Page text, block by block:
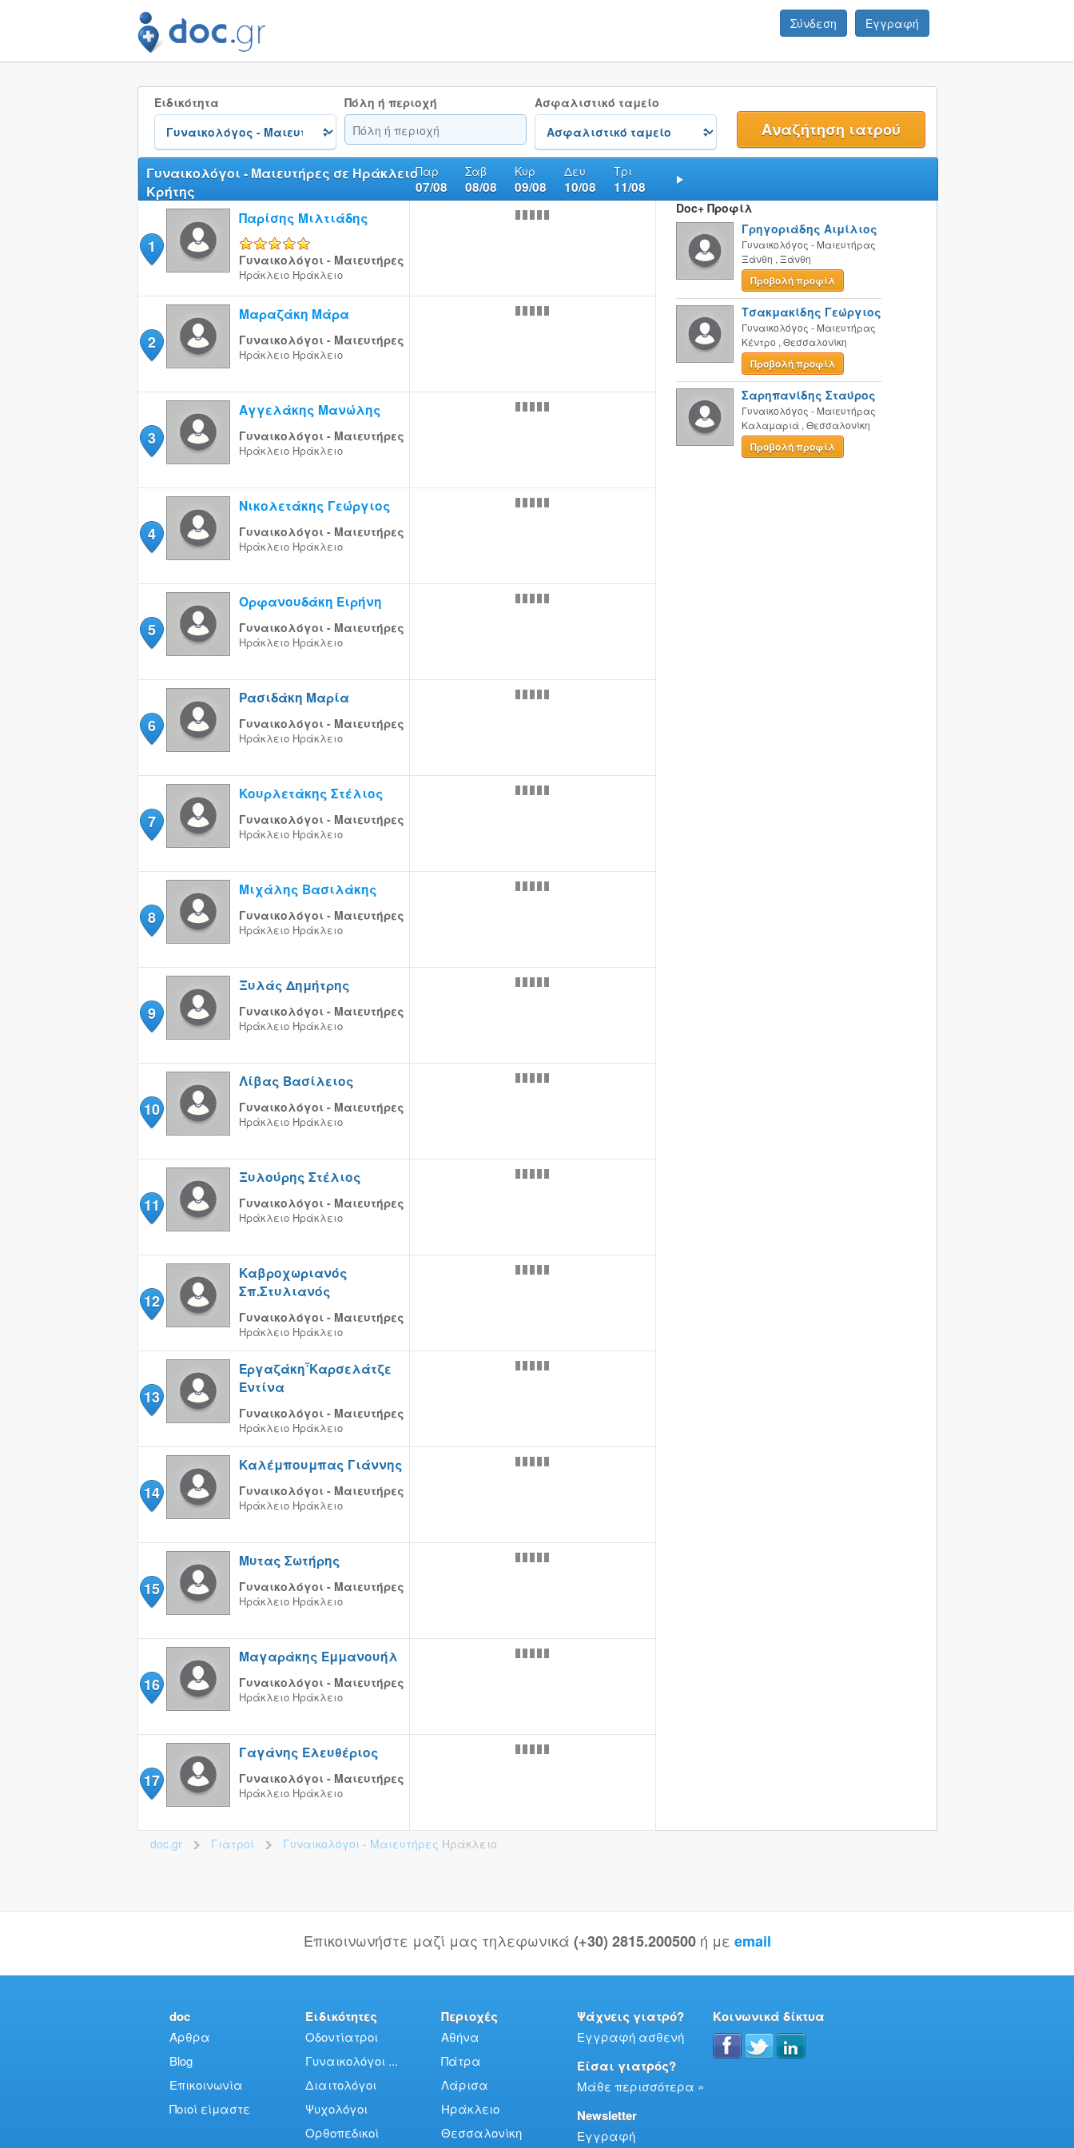
Σύνδεση Εγγραφή
Ειδικότητα Πόλη ή περιοχή Ασφαλιστικό ταμείο
Παρ
07/08
Σαβ
08/08
Κυρ
09/08
Δευ
10/08
Τρι
11/08
Γυναικολόγοι - Μαιευτήρες σε Ηράκλειο
Κρήτης
1
Παρίσης Μιλτιάδης
Γυναικολόγοι - Μαιευτήρες
Ηράκλειο Ηράκλειο
2
Μαραζάκη Μάρα
Γυναικολόγοι - Μαιευτήρες
Ηράκλειο Ηράκλειο
3
Αγγελάκης Μανώλης
Γυναικολόγοι - Μαιευτήρες
Ηράκλειο Ηράκλειο
4
Νικολετάκης Γεώργιος
Γυναικολόγοι - Μαιευτήρες
Ηράκλειο Ηράκλειο
5
Ορφανουδάκη Ειρήνη
Γυναικολόγοι - Μαιευτήρες
Ηράκλειο Ηράκλειο
6
Ρασιδάκη Μαρία
Γυναικολόγοι - Μαιευτήρες
Ηράκλειο Ηράκλειο
7
Κουρλετάκης Στέλιος
Γυναικολόγοι - Μαιευτήρες
Ηράκλειο Ηράκλειο
8
Μιχάλης Βασιλάκης
Γυναικολόγοι - Μαιευτήρες
Ηράκλειο Ηράκλειο
9
Ξυλάς Δημήτρης
Γυναικολόγοι - Μαιευτήρες
Ηράκλειο Ηράκλειο
10
Λίβας Βασίλειος
Γυναικολόγοι - Μαιευτήρες
Ηράκλειο Ηράκλειο
11
Ξυλούρης Στέλιος
Γυναικολόγοι - Μαιευτήρες
Ηράκλειο Ηράκλειο
12
Καβροχωριανός
Σπ.Στυλιανός
Γυναικολόγοι - Μαιευτήρες
Ηράκλειο Ηράκλειο
13
Εργαζάκη῏Καρσελάτζε
Εντίνα
Γυναικολόγοι - Μαιευτήρες
Ηράκλειο Ηράκλειο
14
Καλέμπουμπας Γιάννης
Γυναικολόγοι - Μαιευτήρες
Ηράκλειο Ηράκλειο
15
Μυτας Σωτήρης
Γυναικολόγοι - Μαιευτήρες
Ηράκλειο Ηράκλειο
16
Μαγαράκης Εμμανουήλ
Γυναικολόγοι - Μαιευτήρες
Ηράκλειο Ηράκλειο
17
Γαγάνης Ελευθέριος
Γυναικολόγοι - Μαιευτήρες
Ηράκλειο Ηράκλειο
Doc+ Προφίλ
Γρηγοριάδης Αιμίλιος
Γυναικολόγος - Μαιευτήρας
Ξάνθη , Ξάνθη
Προβολή προφίλ
Τσακμακίδης Γεώργιος
Γυναικολόγος - Μαιευτήρας
Κέντρο , Θεσσαλονίκη
Προβολή προφίλ
Σαρηπανίδης Σταύρος
Γυναικολόγος - Μαιευτήρας
Καλαμαριά , Θεσσαλονίκη
Προβολή προφίλ
doc.gr >Γιατροί >Γυναικολόγοι - Μαιευτήρες Ηράκλειο
Επικοινωνήστε μαζί μας τηλεφωνικά (+30) 2815.200500 ή με email
doc
Άρθρα
Blog
Επικοινωνία
Ποιοί είμαστε
Ειδικότητες
Οδοντίατροι
Γυναικολόγοι ...
Διαιτολόγοι
Ψυχολόγοι
Ορθοπεδικοί
Περιοχές
Αθήνα
Πάτρα
Λάρισα
Ηράκλειο
Θεσσαλονίκη
Ψάχνεις γιατρό?
Εγγραφή ασθενή
Είσαι γιατρός?
Μάθε περισσότερα »
Newsletter
Εγγραφή
Κοινωνικά δίκτυα